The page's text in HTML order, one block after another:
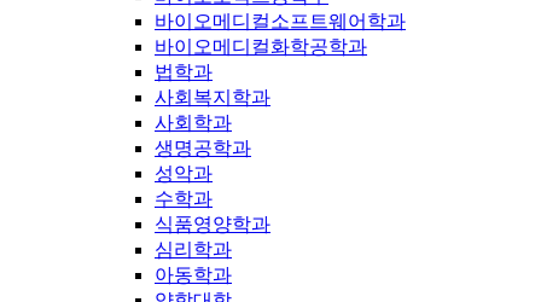
바이오메디컬소프트웨어학과
바이오메디컬화학공학과
법학과
사회복지학과
사회학과
생명공학과
성악과
수학과
식품영양학과
심리학과
아동학과